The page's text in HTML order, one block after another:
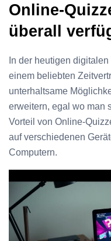
Online-
überall
In der heutigen digitalen
einem beliebten
unterhaltsame
erweitern, egal wo man
Vorteil von Online-
auf verschiedenen
Computern.